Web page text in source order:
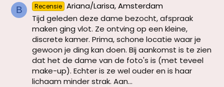
B Recensie Ariana/Larisa, Amsterdam
Tijd geleden deze dame bezocht, afspraak
maken ging vlot. Ze ontving op een kleine,
discrete kamer. Prima, schone locatie waar je
gewoon je ding kan doen. Bij aankomst is te zien
dat het de dame van de foto's is (met teveel
make-up). Echter is ze wel ouder en is haar
lichaam minder strak. Aan...